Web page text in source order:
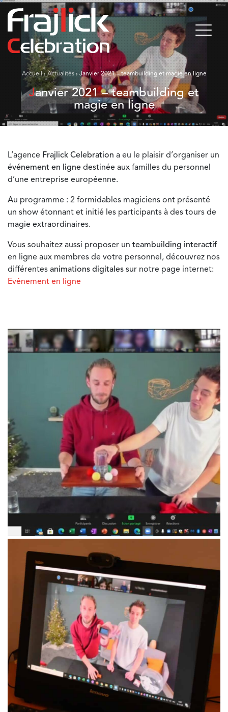
Accueil›Actualités› Janvier 2021 – teambuilding et magie en ligne
Janvier 2021 – teambuilding et
magie en ligne
L’agence Frajlick Celebration a eu le plaisir d’organiser un
événement en ligne destinée aux familles du personnel
d’une entreprise européenne.
Au programme : 2 formidables magiciens ont présenté
un show étonnant et initié les participants à des tours de
magie extraordinaires.
Vous souhaitez aussi proposer un teambuilding interactif
en ligne aux membres de votre personnel, découvrez nos
différentes animations digitales sur notre page internet:
Evénement en ligne